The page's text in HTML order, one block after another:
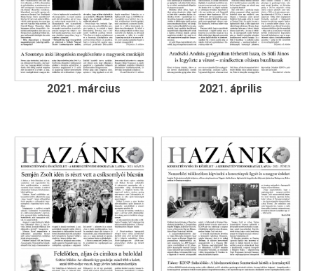
2021. március 2021. április